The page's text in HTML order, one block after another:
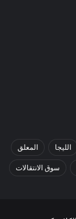
الليجا المعلق
سوق الانتقالات